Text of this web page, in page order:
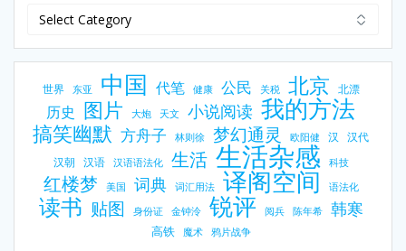
世界 东亚 中国 代笔 健康 公民 关税 北京 北漂
历史 图片 大炮 天文 小说阅读 我的方法
搞笑幽默 方舟子 林则徐 梦幻通灵 欧阳健 汉 汉代
汉朝 汉语 汉语语法化 生活 生活杂感 科技
红楼梦 美国 词典 词汇用法 译阁空间 语法化
读书 贴图 身份证 金钟泠 锐评 阅兵 陈年希 韩寒
高铁 魔术 鸦片战争